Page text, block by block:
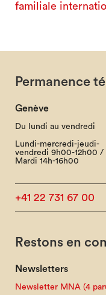
familiale
Permanence
Genève
Du lundi au vendredi
Lundi-mercredi-jeudi-
vendredi 9h00-12h00 /
Mardi 14h-16h00
+41 22 731 67 00
Restons en
Newsletters
Newsletter MNA (4